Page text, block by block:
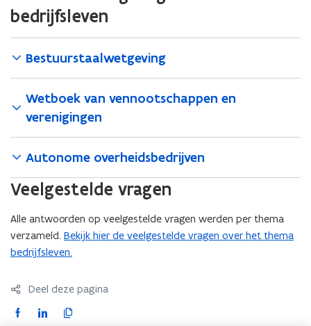
)
bedrijfsleven
Bestuurstaalwetgeving
Wetboek van vennootschappen en
verenigingen
Autonome overheidsbedrijven
Veelgestelde vragen
Alle antwoorden op veelgestelde vragen werden per thema
verzameld. Bekijk hier de veelgestelde vragen over het thema
bedrijfsleven.
Deel deze pagina
F
L
K